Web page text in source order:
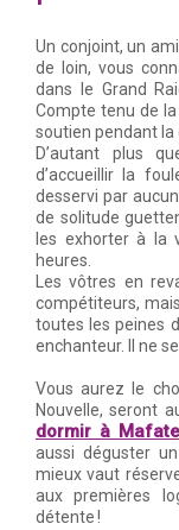
Un conjoint, un
de loin, vous
dans le Grand
Compte tenu de
soutien pendant la
D’autant plus
d’accueillir la
desservi par
de solitude
les exhorter à la
heures.
Les vôtres en
compétiteurs,
toutes les peines
enchanteur. Il ne
Vous aurez le
Nouvelle, seront
dormir à Mafate
aussi déguster
mieux vaut
aux premières
détente !